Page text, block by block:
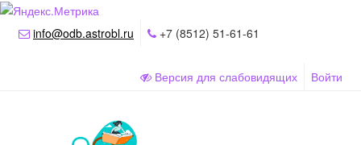
info@odb.astrobl.ru +7 (8512) 51-61-61
Версия для слабовидящих Войти